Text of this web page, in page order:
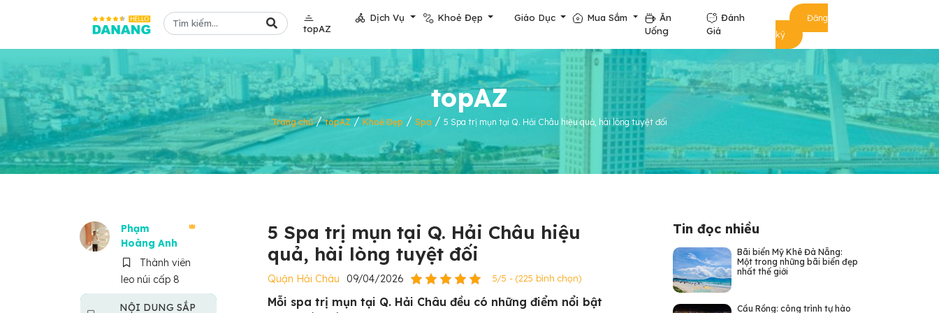
topAZ
Dịch Vụ Khoẻ Đẹp Giáo Dục Mua Sắm
Ăn
Uống
Đánh
Giá
Đăng
ký
topAZ
Trang chủ/topAZ/Khoẻ Đẹp / Spa / 5 Spa trị mụn tại Q. Hải Châu hiệu quả, hài lòng tuyệt đối
Phạm
Hoàng Anh
Thành viên
leo núi cấp 8
5 Spa trị mụn tại Q. Hải Châu hiệu
quả, hài lòng tuyệt đối
Quận Hải Châu 09/04/2026 5/5 - (225 bình chọn)
NỘI DUNG SẮP
Mỗi spa trị mụn tại Q. Hải Châu đều có những điểm nổi bật
Tin đọc nhiều
Bãi biển Mỹ Khê Đà Nẵng:
Một trong những bãi biển đẹp
nhất thế giới
Cầu Rồng: công trình tự hào